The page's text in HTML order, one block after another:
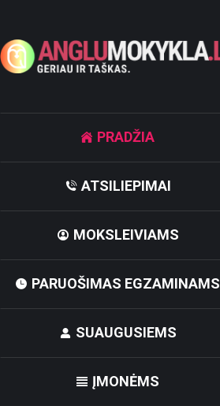
PRADŽIA
ATSILIEPIMAI
MOKSLEIVIAMS
PARUOŠIMAS EGZAMINAMS
SUAUGUSIEMS
ĮMONĖMS